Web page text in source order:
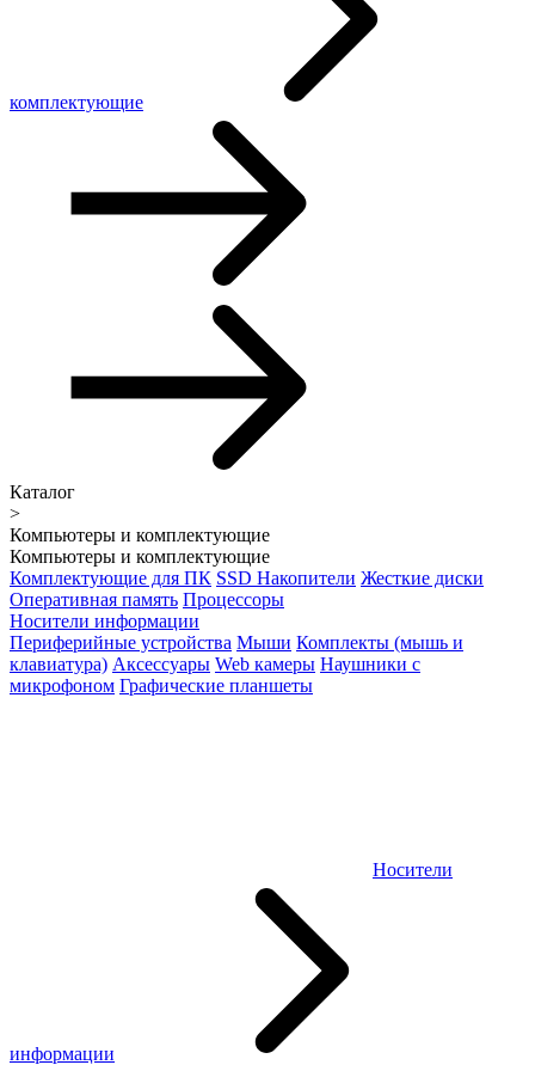
комплектующие
Каталог
>
Компьютеры и комплектующие
Компьютеры и комплектующие
Комплектующие для ПК SSD Накопители Жесткие диски
Оперативная память Процессоры
Носители информации
Периферийные устройства Мыши Комплекты (мышь и
клавиатура) Аксессуары Web камеры Наушники с
микрофоном Графические планшеты
Носители
информации